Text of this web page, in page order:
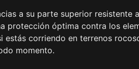
a su parte superior resistente
protección óptima contra los
corriendo en terrenos
momento.